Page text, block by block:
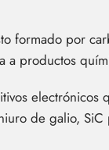
formado por
a productos
de galio,